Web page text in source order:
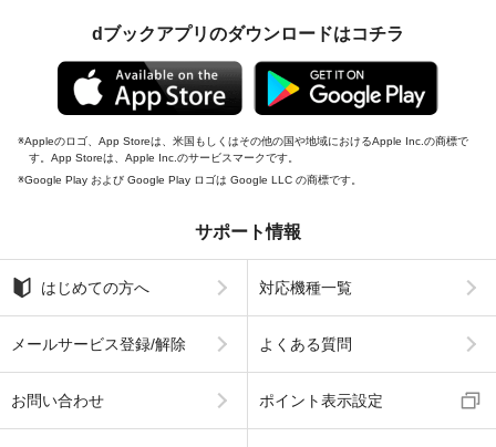
dブックアプリのダウンロードはコチラ
Appleのロゴ、App Storeは、米国もしくはその他の国や地域におけるApple Inc.の商標で
す。App Storeは、Apple Inc.のサービスマークです。
Google Play および Google Play ロゴは Google LLC の商標です。
サポート情報
はじめての方へ 対応機種一覧
メールサービス登録/解除 よくある質問
お問い合わせ ポイント表示設定